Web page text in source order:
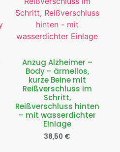
Anzug Alzheimer –
Body – ärmellos,
kurze Beine mit
Reißverschluss im
Schritt,
Reißverschluss hinten
– mit wasserdichter
Einlage
38,50 €